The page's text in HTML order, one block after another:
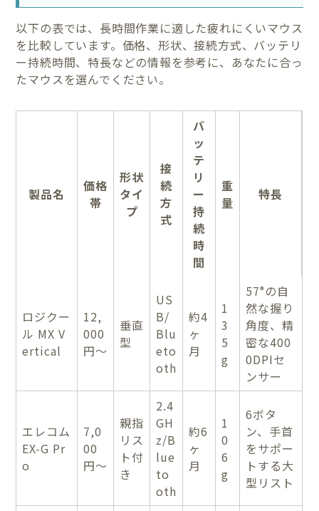
以下の表では、長時間作業に適した疲れにくいマウス
を比較しています。価格、形状、接続方式、バッテリ
ー持続時間、特長などの情報を参考に、あなたに合っ
たマウスを選んでください。
製品名
価格
帯
形状
タイ
プ
接
続
方
式
バ
ッ
テ
リ
ー
持
続
時
間
重
量
特長
ロジクー
ル MX V
ertical
12,
000
円〜
垂直
型
US
B/
Blu
eto
oth
約4
ヶ
月
1
3
5
g
57°の自
然な握り
角度、精
密な400
0DPIセ
ンサー
エレコム
EX-G Pr
o
7,0
00
円〜
親指
リス
ト付
き
2.4
GH
z/B
lue
to
oth
約6
ヶ
月
1
0
6
g
6ボタ
ン、手首
をサポー
トする大
型リスト